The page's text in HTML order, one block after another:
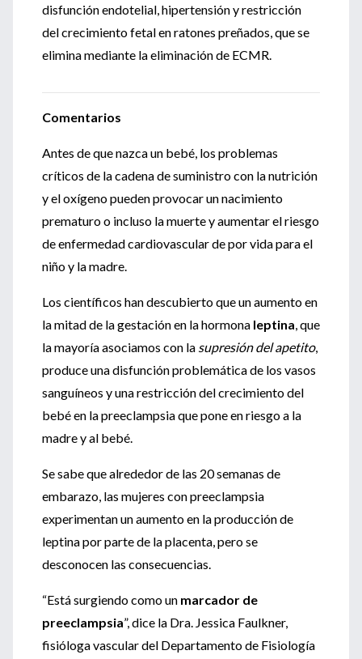
disfunción endotelial, hipertensión y restricción
del crecimiento fetal en ratones preñados, que se
elimina mediante la eliminación de ECMR.
Comentarios
Antes de que nazca un bebé, los problemas
críticos de la cadena de suministro con la nutrición
y el oxígeno pueden provocar un nacimiento
prematuro o incluso la muerte y aumentar el riesgo
de enfermedad cardiovascular de por vida para el
niño y la madre.
Los científicos han descubierto que un aumento en
la mitad de la gestación en la hormona leptina, que
la mayoría asociamos con la supresión del apetito,
produce una disfunción problemática de los vasos
sanguíneos y una restricción del crecimiento del
bebé en la preeclampsia que pone en riesgo a la
madre y al bebé.
Se sabe que alrededor de las 20 semanas de
embarazo, las mujeres con preeclampsia
experimentan un aumento en la producción de
leptina por parte de la placenta, pero se
desconocen las consecuencias.
“Está surgiendo como un marcador de
preeclampsia”, dice la Dra. Jessica Faulkner,
fisióloga vascular del Departamento de Fisiología